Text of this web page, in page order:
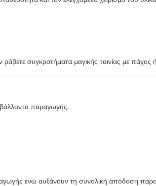
συγκροτήματα μαγικής ταινίας με
παραγωγής.
ενώ αυξάνουν τη συνολική απόδοση